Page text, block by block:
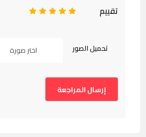
تقييم 5
4
3
2
تحميل الصور اختر صورة